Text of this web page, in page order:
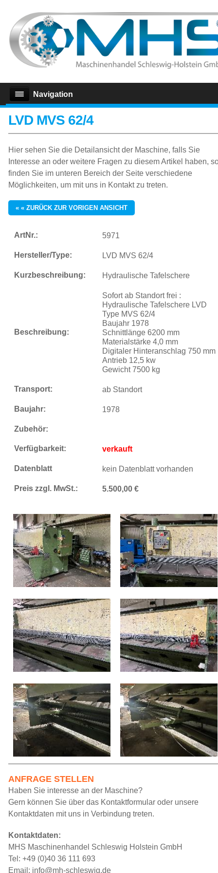
Navigation
LVD MVS 62/4
Hier sehen Sie die Detailansicht der Maschine, falls Sie
Interesse an oder weitere Fragen zu diesem Artikel haben,
finden Sie im unteren Bereich der Seite verschiedene
Möglichkeiten, um mit uns in Kontakt zu treten.
« « ZURÜCK ZUR VORIGEN ANSICHT
ArtNr.: 5971
Hersteller/Type: LVD MVS 62/4
Kurzbeschreibung: Hydraulische Tafelschere
Beschreibung:
Sofort ab Standort frei :
Hydraulische Tafelschere LVD
Type MVS 62/4
Baujahr 1978
Schnittlänge 6200 mm
Materialstärke 4,0 mm
Digitaler Hinteranschlag 750 mm
Antrieb 12,5 kw
Gewicht 7500 kg
Transport: ab Standort
Baujahr: 1978
Zubehör:
Verfügbarkeit: verkauft
Datenblatt kein Datenblatt vorhanden
Preis zzgl. MwSt.: 5.500,00 €
ANFRAGE STELLEN
Haben Sie interesse an der Maschine?
Gern können Sie über das Kontaktformular oder unsere
Kontaktdaten mit uns in Verbindung treten.
Kontaktdaten:
MHS Maschinenhandel Schleswig Holstein GmbH
Tel: +49 (0)40 36 111 693
Email: info@mh-schleswig.de